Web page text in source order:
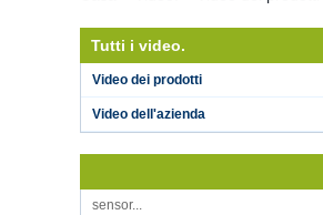
Tutti i video.
Video dei prodotti
Video dell'azienda
Hot selling products
Hot selling products :portable mini
vacuum sealer 1) For the vacuum
sensor...